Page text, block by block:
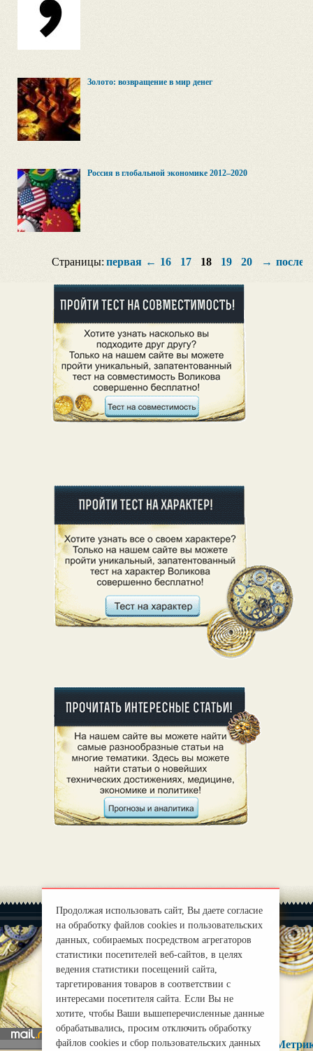
Золото: возвращение в мир денег
Россия в глобальной экономике 2012–2020
Страницы: первая ← 16 17 18 19 20 →
О нас |
mirprognoz@mail.ru
Продолжая использовать сайт, Вы даете согласие
на обработку файлов cookies и пользовательских
данных, собираемых посредством агрегаторов
статистики посетителей веб-сайтов, в целях
ведения статистики посещений сайта,
таргетирования товаров в соответствии с
интересами посетителя сайта. Если Вы не
хотите, чтобы Ваши вышеперечисленные данные
обрабатывались, просим отключить обработку
файлов cookies и сбор пользовательских данных